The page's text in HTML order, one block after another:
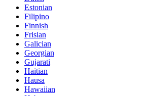
Estonian
Filipino
Finnish
Frisian
Galician
Georgian
Gujarati
Haitian
Hausa
Hawaiian